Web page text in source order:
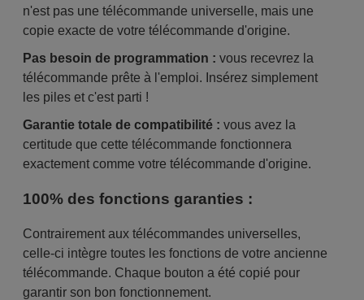
n'est pas une télécommande universelle, mais une
copie exacte de votre télécommande d'origine.
Pas besoin de programmation : vous recevrez la
télécommande prête à l'emploi. Insérez simplement
les piles et c'est parti !
Garantie totale de compatibilité : vous avez la
certitude que cette télécommande fonctionnera
exactement comme votre télécommande d'origine.
100% des fonctions garanties :
Contrairement aux télécommandes universelles,
celle-ci intègre toutes les fonctions de votre ancienne
télécommande. Chaque bouton a été copié pour
garantir son bon fonctionnement.